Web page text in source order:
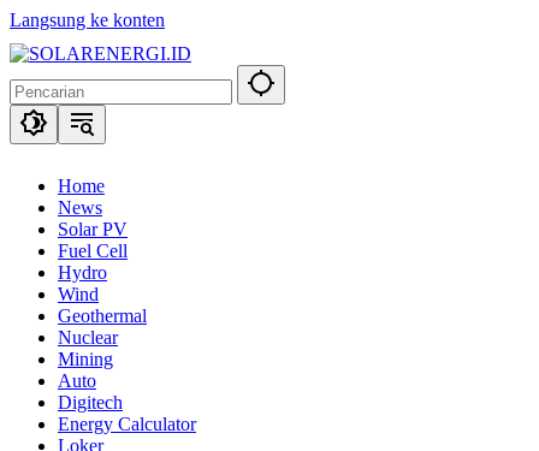
Langsung ke konten
Home
News
Solar PV
Fuel Cell
Hydro
Wind
Geothermal
Nuclear
Mining
Auto
Digitech
Energy Calculator
Loker